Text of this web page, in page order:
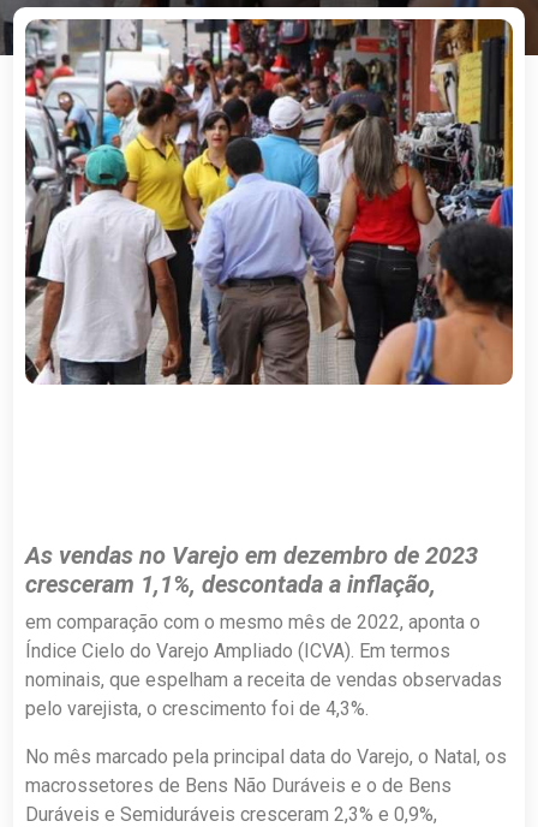
As vendas no Varejo em dezembro de 2023
cresceram 1,1%, descontada a inflação,
em comparação com o mesmo mês de 2022, aponta o
Índice Cielo do Varejo Ampliado (ICVA). Em termos
nominais, que espelham a receita de vendas observadas
pelo varejista, o crescimento foi de 4,3%.
No mês marcado pela principal data do Varejo, o Natal, os
macrossetores de Bens Não Duráveis e o de Bens
Duráveis e Semiduráveis cresceram 2,3% e 0,9%,